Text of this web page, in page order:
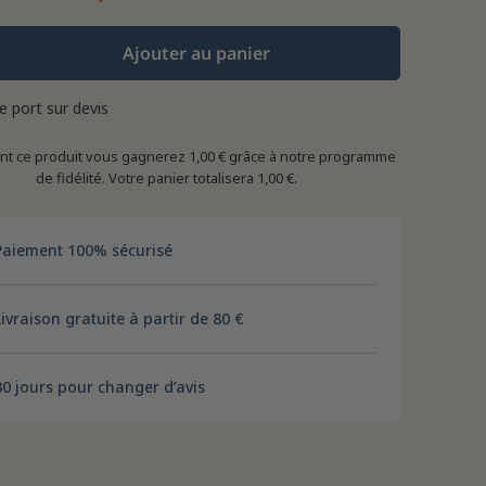
Ajouter au panier
port sur devis
ce produit vous gagnerez 1,00 € grâce à notre programme
de fidélité. Votre panier totalisera 1,00 €.
100% sécurisé
gratuite à partir de 80 €
jours pour changer d’avis